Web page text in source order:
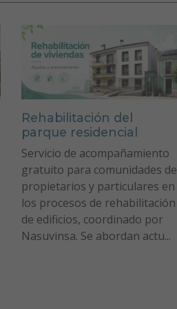
Rehabilitación del
parque residencial
Servicio de acompañamiento
gratuito para comunidades de
propietarios y particulares en
los procesos de rehabilitación
de edificios, coordinado por
Nasuvinsa. Se abordan actu...